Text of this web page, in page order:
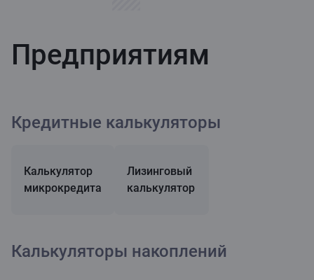
Предприятиям
Кредитные калькуляторы
Калькулятор
микрокредита
Лизинговый
калькулятор
Калькуляторы накоплений